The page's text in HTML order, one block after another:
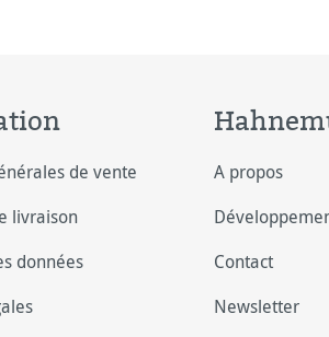
de vente
livraison
données
A propos
Contact
Newsletter